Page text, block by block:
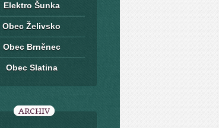
Elektro Šunka
Obec Želivsko
Obec Brněnec
Obec Slatina
ARCHIV